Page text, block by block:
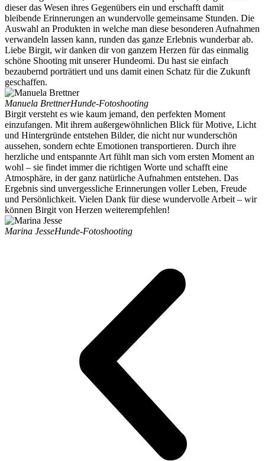
dieser das Wesen ihres Gegenübers ein und erschafft damit
bleibende Erinnerungen an wundervolle gemeinsame Stunden. Die
Auswahl an Produkten in welche man diese besonderen Aufnahmen
verwandeln lassen kann, runden das ganze Erlebnis wunderbar ab.
Liebe Birgit, wir danken dir von ganzem Herzen für das einmalig
schöne Shooting mit unserer Hundeomi. Du hast sie einfach
bezaubernd porträtiert und uns damit einen Schatz für die Zukunft
geschaffen.
Manuela BrettnerHunde-Fotoshooting
Birgit versteht es wie kaum jemand, den perfekten Moment
einzufangen. Mit ihrem außergewöhnlichen Blick für Motive, Licht
und Hintergründe entstehen Bilder, die nicht nur wunderschön
aussehen, sondern echte Emotionen transportieren. Durch ihre
herzliche und entspannte Art fühlt man sich vom ersten Moment an
wohl – sie findet immer die richtigen Worte und schafft eine
Atmosphäre, in der ganz natürliche Aufnahmen entstehen. Das
Ergebnis sind unvergessliche Erinnerungen voller Leben, Freude
und Persönlichkeit. Vielen Dank für diese wundervolle Arbeit – wir
können Birgit von Herzen weiterempfehlen!
Marina JesseHunde-Fotoshooting